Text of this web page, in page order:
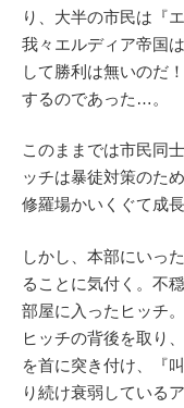
り、大半の市民は『
我々エルディア帝国
して勝利は無いのだ
するのであった…。
このままでは市民同
ッチは暴徒対策のた
修羅場かいくぐて成
しかし、本部にいっ
ることに気付く。不
部屋に入ったヒッチ
ヒッチの背後を取り
を首に突き付け、『
り続け衰弱している